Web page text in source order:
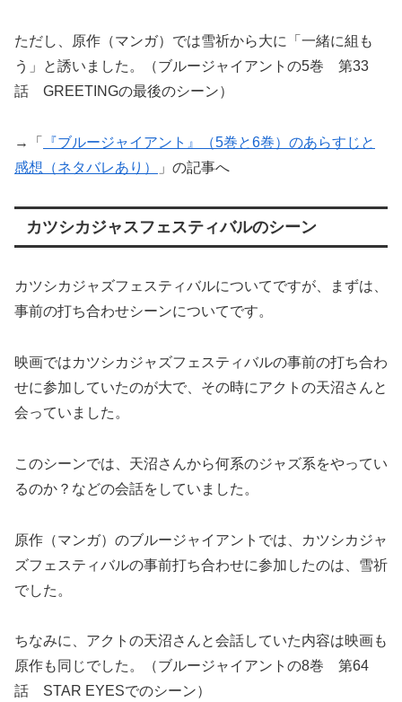
ただし、原作（マンガ）では雪祈から大に「一緒に組も
う」と誘いました。（ブルージャイアントの5巻 第33
話 GREETINGの最後のシーン）
→「
『ブルージャイアント』（5巻と6巻）のあらすじと
感想（ネタバレあり）
」の記事へ
カツシカジャスフェスティバルのシーン
カツシカジャズフェスティバルについてですが、まずは、
事前の打ち合わせシーンについてです。
映画ではカツシカジャズフェスティバルの事前の打ち合わ
せに参加していたのが大で、その時にアクトの天沼さんと
会っていました。
このシーンでは、天沼さんから何系のジャズ系をやってい
るのか？などの会話をしていました。
原作（マンガ）のブルージャイアントでは、カツシカジャ
ズフェスティバルの事前打ち合わせに参加したのは、雪祈
でした。
ちなみに、アクトの天沼さんと会話していた内容は映画も
原作も同じでした。（ブルージャイアントの8巻 第64
話 STAR EYESでのシーン）